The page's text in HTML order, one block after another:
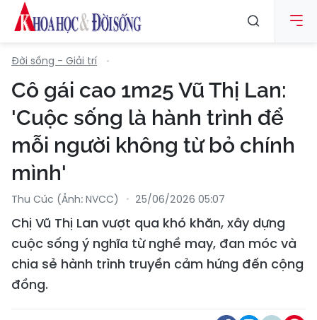
Đời sống - Giải trí
Cô gái cao 1m25 Vũ Thị Lan:
'Cuộc sống là hành trình để
mỗi người không từ bỏ chính
mình'
Thu Cúc (Ảnh: NVCC) 25/06/2026 05:07
Chị Vũ Thị Lan vượt qua khó khăn, xây dựng
cuộc sống ý nghĩa từ nghề may, đan móc và
chia sẻ hành trình truyền cảm hứng đến cộng
đồng.